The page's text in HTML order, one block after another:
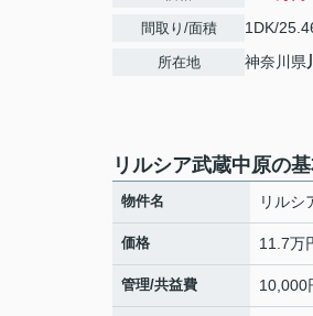
間取り/面積 1DK/
所在地 神奈川県
リルシア武蔵中原の
物件名 リルシ
価格 11.7万
管理/共益費 10,000